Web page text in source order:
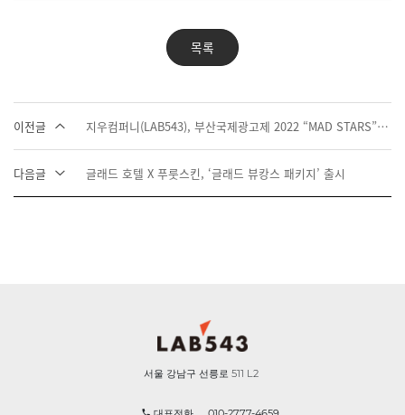
목록
이전글 지우컴퍼니(LAB543), 부산국제광고제 2022 “MAD STARS” 참여
다음글 글래드 호텔 X 푸룻스킨, ‘글래드 뷰캉스 패키지’ 출시
서울 강남구 선릉로 511 L2